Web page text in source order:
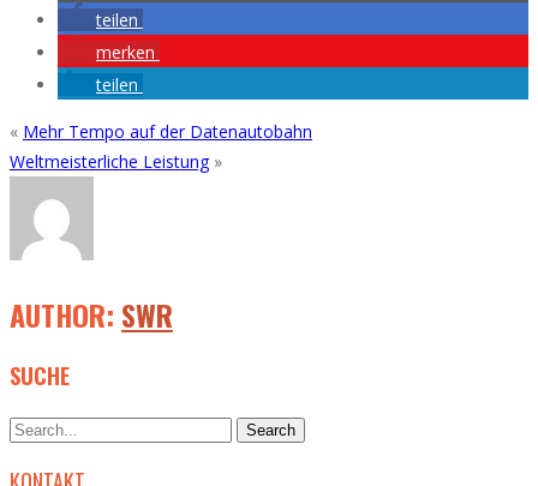
teilen
merken
teilen
« Mehr Tempo auf der Datenautobahn
Weltmeisterliche Leistung»
AUTHOR: SWR
SUCHE